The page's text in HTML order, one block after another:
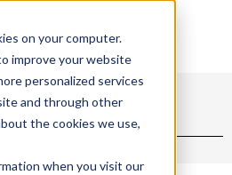
on your computer.
improve your website
personalized services
and through other
the cookies we use,
when you visit our
SHOP